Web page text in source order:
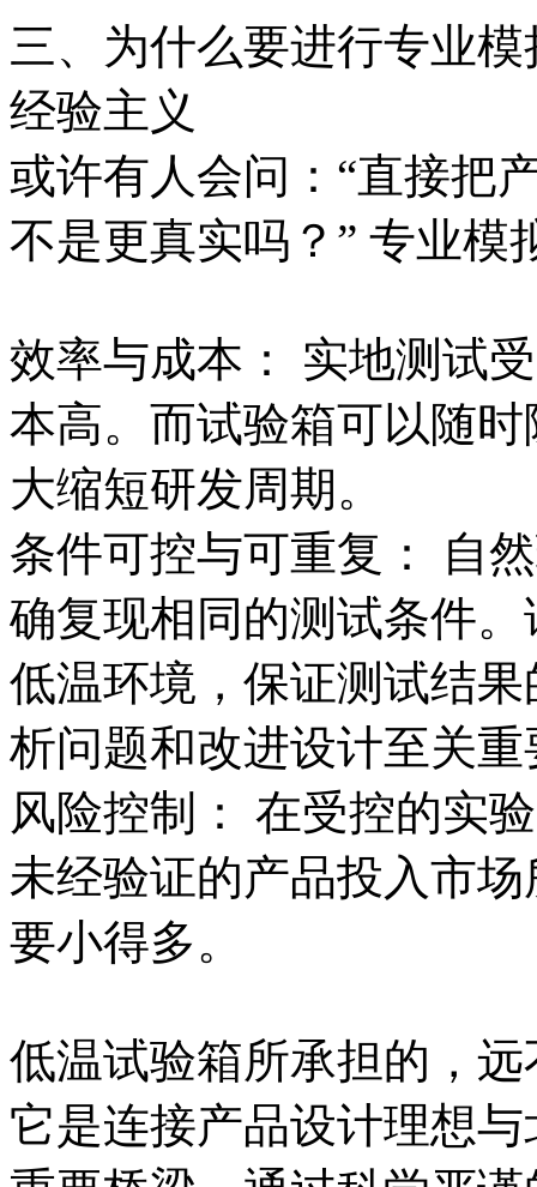
三、为什么要进行专业
经验主义
或许有人会问：“直接把
不是更真实吗？” 专业模
效率与成本： 实地测试
本高。而试验箱可以随
大缩短研发周期。
条件可控与可重复： 自
确复现相同的测试条件
低温环境，保证测试结
析问题和改进设计至关重
风险控制： 在受控的实
未经验证的产品投入市
要小得多。
低温试验箱所承担的，
它是连接产品设计理想